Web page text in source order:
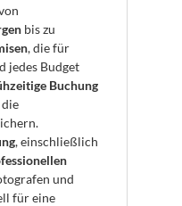
, die für
jedes Budget
Buchung
, einschließlich
und
für eine